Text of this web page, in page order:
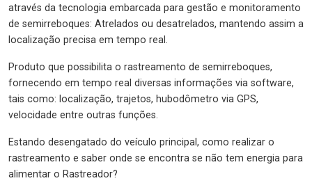
através da tecnologia embarcada para gestão e monitoramento
de semirreboques: Atrelados ou desatrelados, mantendo assim a
localização precisa em tempo real.
Produto que possibilita o rastreamento de semirreboques,
fornecendo em tempo real diversas informações via software,
tais como: localização, trajetos, hubodômetro via GPS,
velocidade entre outras funções.
Estando desengatado do veículo principal, como realizar o
rastreamento e saber onde se encontra se não tem energia para
alimentar o Rastreador?